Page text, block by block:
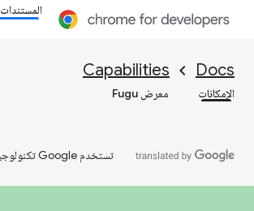
المستندات
Docs
Capabilities
الإمكانات معرض Fugu
تستخدم Google تكنولوجيا الذكاء الاصطناعي لترجمة المحتوى إلى لغتك المفضّلة، وقد تتضمّن بعض الأخطاء.